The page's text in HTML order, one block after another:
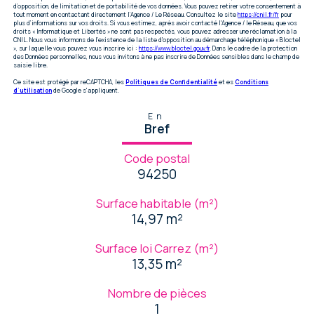
d’opposition, de limitation et de portabilité de vos données. Vous pouvez retirer votre consentement à
tout moment en contactant directement l’Agence / Le Réseau. Consultez le sitehttps://cnil.fr/fr pour
plus d’informations sur vos droits. Si vous estimez, après avoir contacté l'Agence / le Réseau, que vos
droits « Informatique et Libertés » ne sont pas respectés, vous pouvez adresser une réclamation à la
CNIL. Nous vous informons de l’existence de la liste d'opposition au démarchage téléphonique « Bloctel
», sur laquelle vous pouvez vous inscrire ici : https://www.bloctel.gouv.fr. Dans le cadre de la protection
des Données personnelles, nous vous invitons à ne pas inscrire de Données sensibles dans le champ de
saisie libre.
Ce site est protégé par reCAPTCHA, lesPolitiques de Confidentialitéet esConditions
d'utilisationde Google s'appliquent.
En
Bref
Code postal
94250
Surface habitable (m²)
14,97 m²
Surface loi Carrez (m²)
13,35 m²
Nombre de pièces
1